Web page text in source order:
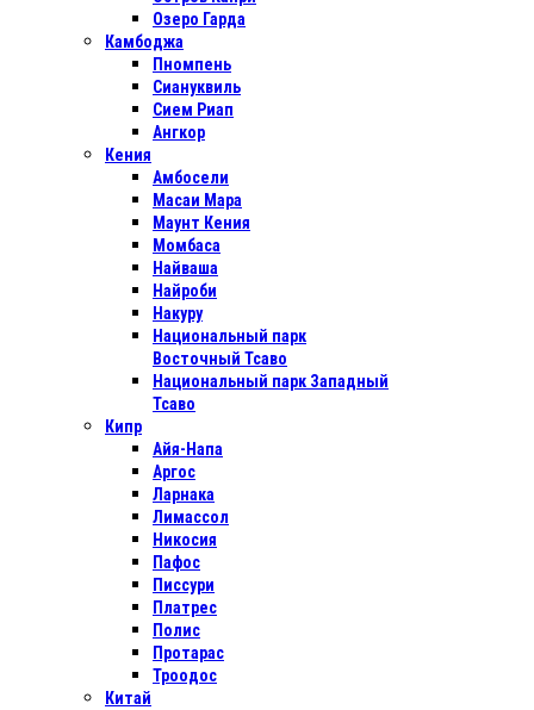
Озеро Гарда
Камбоджа
Пномпень
Сиануквиль
Сием Риап
Ангкор
Кения
Амбосели
Масаи Мара
Маунт Кения
Момбаса
Найваша
Найроби
Накуру
Национальный парк
Восточный Тсаво
Национальный парк Западный
Тсаво
Кипр
Айя-Напа
Аргос
Ларнака
Лимассол
Никосия
Пафос
Писсури
Платрес
Полис
Протарас
Троодос
Китай